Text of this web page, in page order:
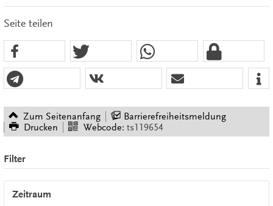
Seite teilen
Zum Seitenanfang
Barrierefreiheitsmeldung
Drucken
Webcode: ts119654
Filter
Zeitraum